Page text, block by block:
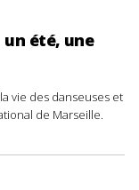
un été, une
vie des danseuses et
de Marseille.